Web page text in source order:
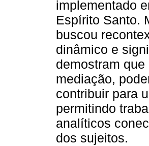
implementado
Espírito Santo.
buscou
dinâmico e
demostram
mediação,
contribuir para
permitindo
analíticos
dos sujeitos.